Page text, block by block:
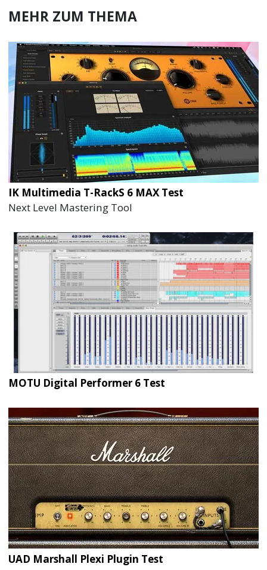
MEHR ZUM THEMA
IK Multimedia T-RackS 6 MAX Test
Next Level Mastering Tool
MOTU Digital Performer 6 Test
UAD Marshall Plexi Plugin Test